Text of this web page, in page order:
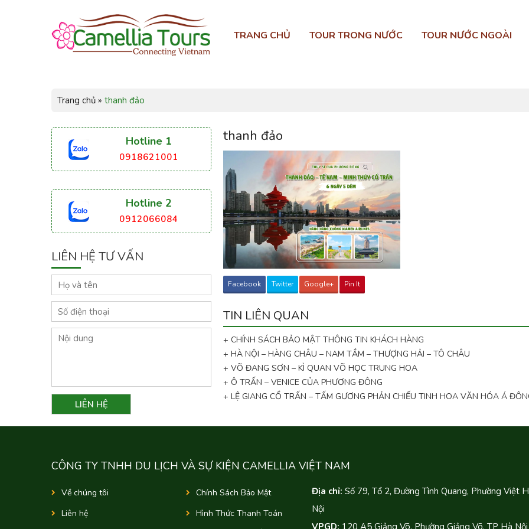
TRANG CHỦ TOUR TRONG NƯỚC TOUR NƯỚC NGOÀI
Trang chủ » thanh đảo
thanh đảo
Facebook Twitter Google+ Pin It
TIN LIÊN QUAN
+ CHÍNH SÁCH BẢO MẬT THÔNG TIN KHÁCH HÀNG
+ HÀ NỘI – HÀNG CHÂU – NAM TẦM – THƯỢNG HẢI – TÔ CHÂU
+ VÕ ĐANG SƠN – KÌ QUAN VÕ HỌC TRUNG HOA
+ Ô TRẤN – VENICE CỦA PHƯƠNG ĐÔNG
+ LỆ GIANG CỔ TRẤN – TẤM GƯƠNG PHẢN CHIẾU TINH HOA VĂN HÓA Á
Hotline 1
0918621001
Hotline 2
0912066084
LIÊN HỆ TƯ VẤN
CÔNG TY TNHH DU LỊCH VÀ SỰ KIỆN CAMELLIA VIỆT NAM
Về chúng tôi
Liên hệ
Chính Sách Bảo Mật
Hình Thức Thanh Toán
Địa chỉ: Số 79, Tổ 2, Đường Tình Quang, Phường Việt
Nội
VPGD: 120 A5 Giảng Võ, Phường Giảng Võ, TP Hà